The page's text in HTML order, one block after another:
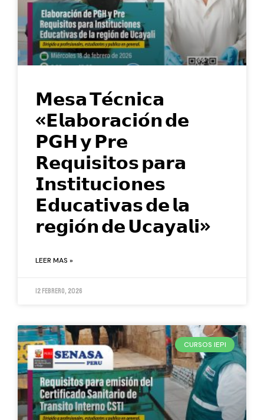
𝗠𝗲𝘀𝗮 𝗧𝗲́𝗰𝗻𝗶𝗰𝗮
«𝗘𝗹𝗮𝗯𝗼𝗿𝗮𝗰𝗶𝗼́𝗻 𝗱𝗲
𝗣𝗚𝗛 𝘆 𝗣𝗿𝗲
𝗥𝗲𝗾𝘂𝗶𝘀𝗶𝘁𝗼𝘀 𝗽𝗮𝗿𝗮
𝗜𝗻𝘀𝘁𝗶𝘁𝘂𝗰𝗶𝗼𝗻𝗲𝘀
𝗘𝗱𝘂𝗰𝗮𝘁𝗶𝘃𝗮𝘀 𝗱𝗲 𝗹𝗮
𝗿𝗲𝗴𝗶𝗼́𝗻 𝗱𝗲 𝗨𝗰𝗮𝘆𝗮𝗹𝗶»
LEER MAS »
12 febrero, 2026
CURSOS IEPI